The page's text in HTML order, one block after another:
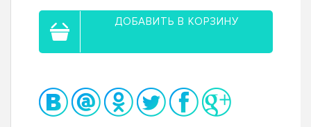
ДОБАВИТЬ В КОРЗИНУ